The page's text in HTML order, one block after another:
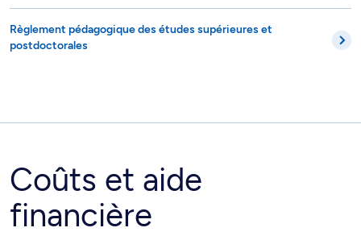
Règlement pédagogique des études supérieures et
postdoctorales
Coûts et aide
financière